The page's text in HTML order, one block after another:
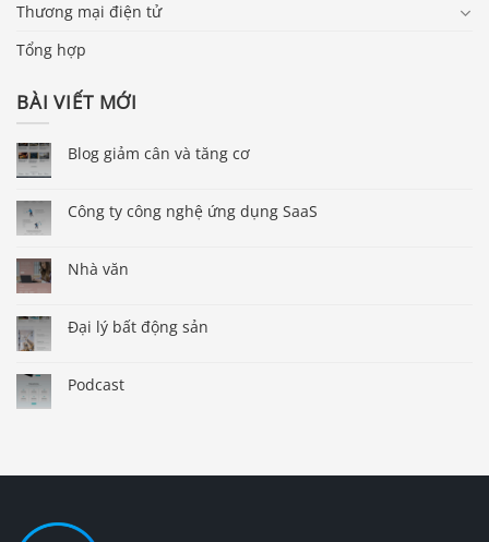
Thương mại điện tử
Tổng hợp
BÀI VIẾT MỚI
Blog giảm cân và tăng cơ
Công ty công nghệ ứng dụng SaaS
Nhà văn
Đại lý bất động sản
Podcast